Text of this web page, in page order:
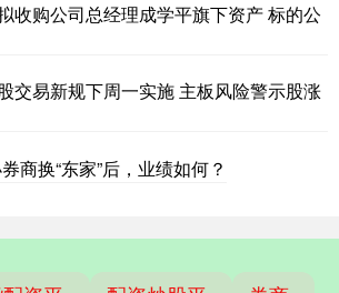
收购公司总经理成学平旗下资产 标的公
交易新规下周一实施 主板风险警示股涨
商换“东家”后，业绩如何？